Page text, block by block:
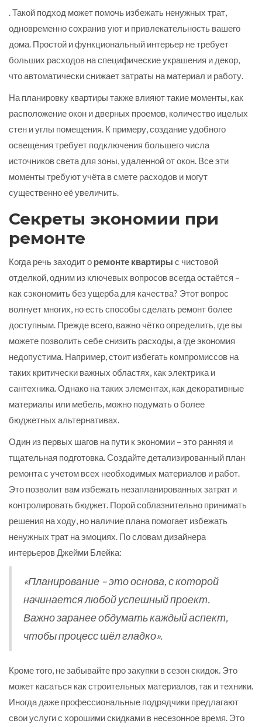
. Такой подход может помочь избежать ненужных трат,
одновременно сохранив уют и привлекательность вашего
дома. Простой и функциональный интерьер не требует
больших расходов на специфические украшения и декор,
что автоматически снижает затраты на материал и работу.
На планировку квартиры также влияют такие моменты, как
расположение окон и дверных проемов, количество ицелых
стен и углы помещения. К примеру, создание удобного
освещения требует подключения большего числа
источников света для зоны, удаленной от окон. Все эти
моменты требуют учёта в смете расходов и могут
существенно её увеличить.
Секреты экономии при
ремонте
Когда речь заходит о ремонте квартиры с чистовой
отделкой, одним из ключевых вопросов всегда остаётся –
как сэкономить без ущерба для качества? Этот вопрос
волнует многих, но есть способы сделать ремонт более
доступным. Прежде всего, важно чётко определить, где вы
можете позволить себе снизить расходы, а где экономия
недопустима. Например, стоит избегать компромиссов на
таких критически важных областях, как электрика и
сантехника. Однако на таких элементах, как декоративные
материалы или мебель, можно подумать о более
бюджетных альтернативах.
Один из первых шагов на пути к экономии – это ранняя и
тщательная подготовка. Создайте детализированный план
ремонта с учетом всех необходимых материалов и работ.
Это позволит вам избежать незапланированных затрат и
контролировать бюджет. Порой соблазнительно принимать
решения на ходу, но наличие плана помогает избежать
ненужных трат на эмоциях. По словам дизайнера
интерьеров Джейми Блейка:
«Планирование – это основа, с которой
начинается любой успешный проект.
Важно заранее обдумать каждый аспект,
чтобы процесс шёл гладко».
Кроме того, не забывайте про закупки в сезон скидок. Это
может касаться как строительных материалов, так и техники.
Иногда даже профессиональные подрядчики предлагают
свои услуги с хорошими скидками в несезонное время. Это